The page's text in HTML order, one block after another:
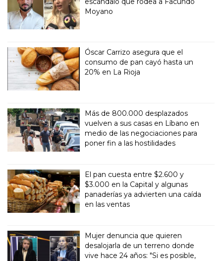
Moyano
Óscar Carrizo asegura que el
consumo de pan cayó hasta un
20% en La Rioja
Más de 800.000 desplazados
vuelven a sus casas en Líbano en
medio de las negociaciones para
poner fin a las hostilidades
El pan cuesta entre $2.600 y
$3.000 en la Capital y algunas
panaderías ya advierten una caída
en las ventas
Mujer denuncia que quieren
desalojarla de un terreno donde
vive hace 24 años: "Si es posible,